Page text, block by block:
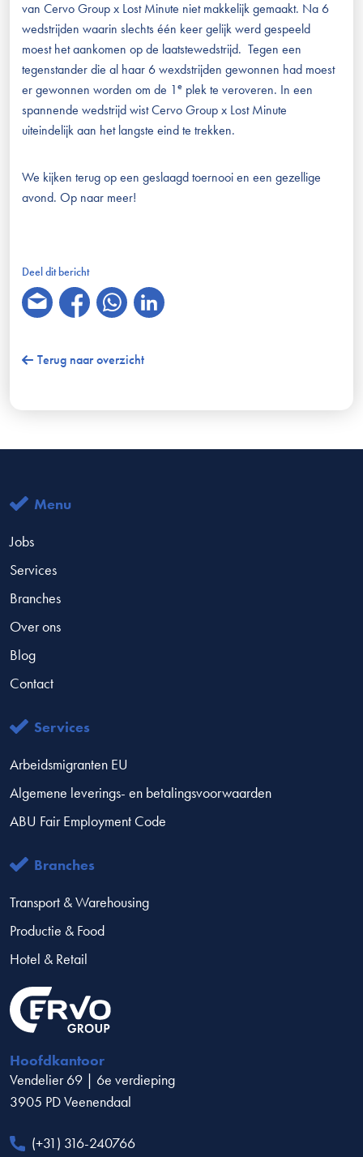
van Cervo Group x Lost Minute niet makkelijk gemaakt. Na 6
wedstrijden waarin slechts één keer gelijk werd gespeeld
moest het aankomen op de laatstewedstrijd. Tegen een
tegenstander die al haar 6 wexdstrijden gewonnen had moest
er gewonnen worden om de 1 e plek te veroveren. In een
spannende wedstrijd wist Cervo Group x Lost Minute
uiteindelijk aan het langste eind te trekken.
We kijken terug op een geslaagd toernooi en een gezellige
avond. Op naar meer!
Deel dit bericht
Terug naar overzicht
Menu
Jobs
Services
Branches
Over ons
Blog
Contact
Services
Arbeidsmigranten EU
Algemene leverings- en betalingsvoorwaarden
ABU Fair Employment Code
Branches
Transport & Warehousing
Productie & Food
Hotel & Retail
Hoofdkantoor
Vendelier 69 | 6e verdieping
3905 PD Veenendaal
(+31) 316-240766